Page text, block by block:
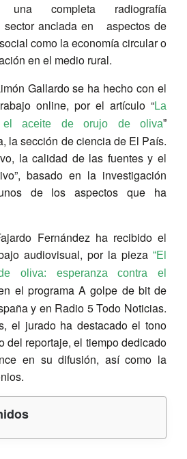
una completa radiografía
sector anclada en aspectos de
como la economía circular o
en el medio rural.
Gallardo se ha hecho con el
online, por el artículo “La
el aceite de orujo de oliva”
la sección de ciencia de El País.
la calidad de las fuentes y el
basado en la investigación
de los aspectos que ha
Fernández ha recibido el
audiovisual, por la pieza “El
oliva: esperanza contra el
el programa A golpe de bit de
y en Radio 5 Todo Noticias.
el jurado ha destacado el tono
del reportaje, el tiempo dedicado
en su difusión, así como la